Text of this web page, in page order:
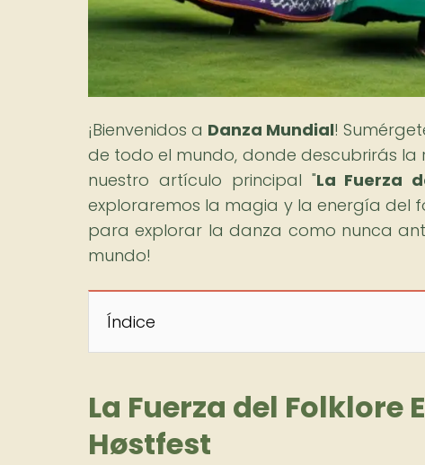
¡Bienvenidos a Danza Mundial!
de todo el mundo, donde descubrirás la
nuestro artículo principal "La Fuerza
exploraremos la magia y la energía del
para explorar la danza como nunca
mundo!
Índice
La Fuerza del Folklore
Høstfest